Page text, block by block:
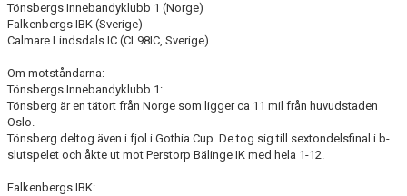
KONTAKT
VÄGBESKRIVNINGAR
MATCHER
Tönsbergs Innebandyklubb 1 (Norge)
Falkenbergs IBK (Sverige)
Calmare Lindsdals IC (CL98IC, Sverige)
Om motståndarna:
Tönsbergs Innebandyklubb 1:
Tönsberg är en tätort från Norge som ligger ca 11 mil från huvudstaden
Oslo.
Tönsberg deltog även i fjol i Gothia Cup. De tog sig till sextondelsfinal i b-
slutspelet och åkte ut mot Perstorp Bälinge IK med hela 1-12.
Falkenbergs IBK: